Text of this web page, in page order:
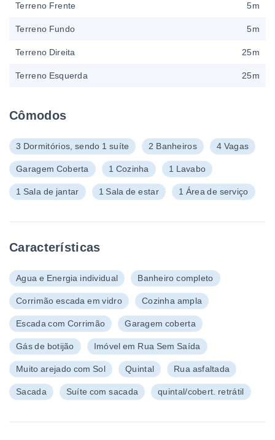
Cômodos
3 Dormitórios, sendo 1 suíte 2 Banheiros 4 Vagas
Garagem Coberta 1 Cozinha 1 Lavabo
1 Sala de jantar 1 Sala de estar 1 Área de serviço
Características
Agua e Energia individual Banheiro completo
Corrimão escada em vidro Cozinha ampla
Escada com Corrimão Garagem coberta
Gás de botijão Imóvel em Rua Sem Saída
Muito arejado com Sol Quintal Rua asfaltada
Sacada Suíte com sacada quintal/cobert. retrátil
Terreno Frente 5m
Terreno Fundo 5m
Terreno Direita 25m
Terreno Esquerda 25m